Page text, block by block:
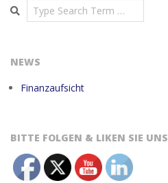
Search
NEWS
Finanzaufsicht
BITTE FOLGEN & LIKEN SIE UNS